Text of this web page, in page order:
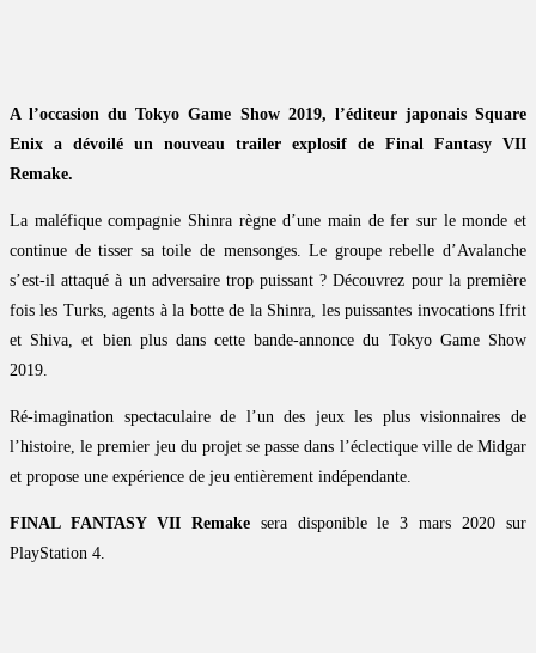
A l’occasion du Tokyo Game Show 2019, l’éditeur japonais Square
Enix a dévoilé un nouveau trailer explosif de Final Fantasy VII
Remake.
La maléfique compagnie Shinra règne d’une main de fer sur le monde et
continue de tisser sa toile de mensonges. Le groupe rebelle d’Avalanche
s’est-il attaqué à un adversaire trop puissant ? Découvrez pour la première
fois les Turks, agents à la botte de la Shinra, les puissantes invocations Ifrit
et Shiva, et bien plus dans cette bande-annonce du Tokyo Game Show
2019.
Ré-imagination spectaculaire de l’un des jeux les plus visionnaires de
l’histoire, le premier jeu du projet se passe dans l’éclectique ville de Midgar
et propose une expérience de jeu entièrement indépendante.
FINAL FANTASY VII Remakesera disponible le 3 mars 2020 sur
PlayStation 4.